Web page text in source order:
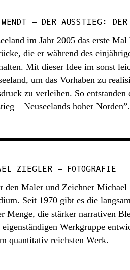
– DER AUSSTIEG: DER
im Jahr 2005 das erste
die er während des
Mit dieser Idee im sonst
um das Vorhaben zu
zu verleihen. So
– Neuseelands hoher Norden”.
ZIEGLER – FOTOGRAFIE
den Maler und Zeichner
Seit 1970 gibt es die
Menge, die stärker narrativen
Werkgruppe
quantitativ reichsten Werk.